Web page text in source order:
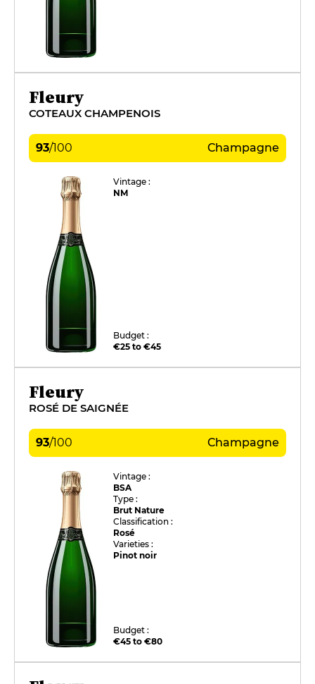
Fleury
COTEAUX CHAMPENOIS
93/100 Champagne
Vintage :
NM
Budget :
€25 to €45
Fleury
ROSÉ DE SAIGNÉE
93/100 Champagne
Vintage :
BSA
Type :
Brut Nature
Classification :
Rosé
Varieties :
Pinot noir
Budget :
€45 to €80